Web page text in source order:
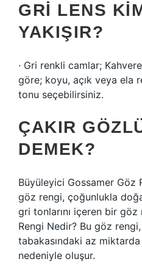
GRI LENS
YAKIŞIR?
· Gri renkli camlar;
göre; koyu, açık veya ela
tonu seçebilirsiniz.
ÇAKIR
DEMEK?
Büyüleyici Gossamer Göz
göz rengi, çoğunlukla
gri tonlarını içeren bir
Rengi Nedir? Bu göz
tabakasındaki az
nedeniyle oluşur.